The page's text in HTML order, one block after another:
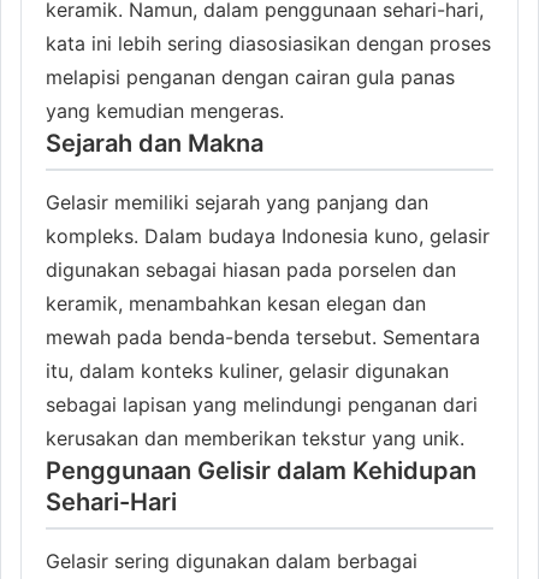
keramik. Namun, dalam penggunaan sehari-hari,
kata ini lebih sering diasosiasikan dengan proses
melapisi penganan dengan cairan gula panas
yang kemudian mengeras.
Sejarah dan Makna
Gelasir memiliki sejarah yang panjang dan
kompleks. Dalam budaya Indonesia kuno, gelasir
digunakan sebagai hiasan pada porselen dan
keramik, menambahkan kesan elegan dan
mewah pada benda-benda tersebut. Sementara
itu, dalam konteks kuliner, gelasir digunakan
sebagai lapisan yang melindungi penganan dari
kerusakan dan memberikan tekstur yang unik.
Penggunaan Gelisir dalam Kehidupan
Sehari-Hari
Gelasir sering digunakan dalam berbagai